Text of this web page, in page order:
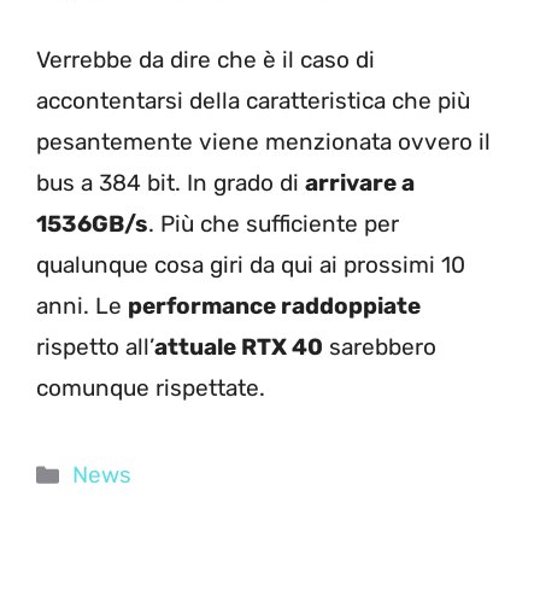
Verrebbe da dire che è il caso di
accontentarsi della caratteristica che più
pesantemente viene menzionata ovvero il
bus a 384 bit. In grado di arrivare a
1536GB/s. Più che sufficiente per
qualunque cosa giri da qui ai prossimi 10
anni. Le performance raddoppiate
rispetto all’attuale RTX 40 sarebbero
comunque rispettate.
Categorie
News